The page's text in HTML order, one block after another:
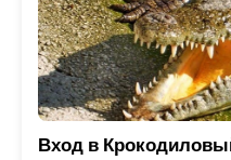
Вход в